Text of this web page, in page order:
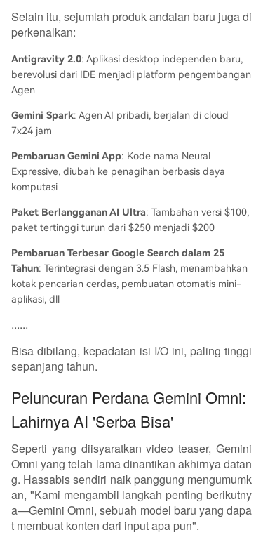
Selain itu, sejumlah produk andalan baru juga di
perkenalkan:
Antigravity 2.0: Aplikasi desktop independen baru,
berevolusi dari IDE menjadi platform pengembangan
Agen
Gemini Spark: Agen AI pribadi, berjalan di cloud
7x24 jam
Pembaruan Gemini App: Kode nama Neural
Expressive, diubah ke penagihan berbasis daya
komputasi
Paket Berlangganan AI Ultra: Tambahan versi $100,
paket tertinggi turun dari $250 menjadi $200
Pembaruan Terbesar Google Search dalam 25
Tahun: Terintegrasi dengan 3.5 Flash, menambahkan
kotak pencarian cerdas, pembuatan otomatis mini-
aplikasi, dll
......
Bisa dibilang, kepadatan isi I/O ini, paling tinggi
sepanjang tahun.
Peluncuran Perdana Gemini Omni:
Lahirnya AI 'Serba Bisa'
Seperti yang diisyaratkan video teaser, Gemini
Omni yang telah lama dinantikan akhirnya datan
g. Hassabis sendiri naik panggung mengumumk
an, "Kami mengambil langkah penting berikutny
a—Gemini Omni, sebuah model baru yang dapa
t membuat konten dari input apa pun".